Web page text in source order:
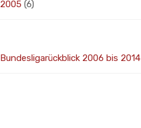
2005 (6)
Bundesligarückblick 2006 bis 2014